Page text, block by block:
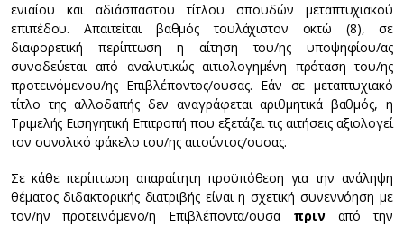
ενιαίου και αδιάσπαστου τίτλου σπουδών μεταπτυχιακού
επιπέδου. Απαιτείται βαθμός τουλάχιστον οκτώ (8), σε
διαφορετική περίπτωση η αίτηση του/ης υποψηφίου/ας
συνοδεύεται από αναλυτικώς αιτιολογημένη πρόταση του/ης
προτεινόμενου/ης Επιβλέποντος/ουσας. Εάν σε μεταπτυχιακό
τίτλο της αλλοδαπής δεν αναγράφεται αριθμητικά βαθμός, η
Τριμελής Εισηγητική Επιτροπή που εξετάζει τις αιτήσεις αξιολογεί
τον συνολικό φάκελο του/ης αιτούντος/ουσας.
Σε κάθε περίπτωση απαραίτητη προϋπόθεση για την ανάληψη
θέματος διδακτορικής διατριβής είναι η σχετική συνεννόηση με
τον/ην προτεινόμενο/η Επιβλέποντα/ουσα πριναπό την